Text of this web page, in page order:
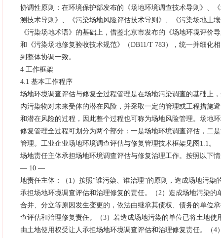
协调性原则：在环境保护部发布的《场地环境调查技术导则》、
测技术导则》、《污染场地风险评估技术导则》、《污染场地土
《污染场地术语》的基础上，借鉴北京市发布的《场地环境评价
和《污染场地修复验收技术规范》（DB11/T 783），统一并细化
到整体协调一致。
4 工作框架
4.1 基本工作程序
场地环境调查评估与修复全过程管理是在场地污染调查的基础上
内污染物对未来受体的潜在风险，并采取一定的管理或工程措施
和潜在风险的过程，因此整个过程也可称为场地风险管理。场地
修复管理全过程可划分为两个部分：一是场地环境调查评估，二
管理。工业企业场地环境调查评估与修复管理技术框架见图1.1。
场地责任主体承担场地环境调查评估与修复治理工作。按照以下
— 10 —
地责任主体：（1）按照“谁污染、谁治理”的原则，造成场地污染
承担场地环境调查评估和治理修复的责任。（2）造成场地污染的
合并、分立等原因发生变更的，依法由继承其债权、债务的单位
查评估和治理修复责任。（3）若造成场地污染的单位已将土地使
由土地使用权受让人承担场地环境调查评估和治理修复责任。（4